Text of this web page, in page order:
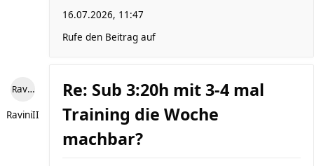
16.07.2026, 11:47
Rufe den Beitrag auf
RaviniII
RaviniII
Re: Sub 3:20h mit 3-4 mal
Training die Woche
machbar?